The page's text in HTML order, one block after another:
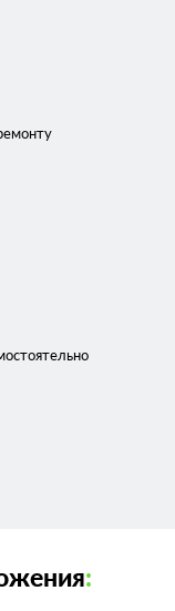
: